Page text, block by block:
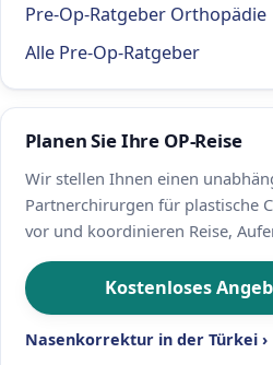
Pre-Op-Ratgeber Orthopädie
Alle Pre-Op-Ratgeber
Planen Sie Ihre OP-Reise
Wir stellen Ihnen einen
Partnerchirurgen für plastische
vor und koordinieren Reise,
Kostenloses
Nasenkorrektur in der Türkei ›